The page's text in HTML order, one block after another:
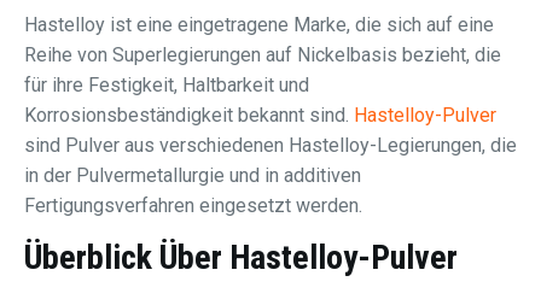
Hastelloy ist eine eingetragene Marke, die sich auf eine
Reihe von Superlegierungen auf Nickelbasis bezieht, die
für ihre Festigkeit, Haltbarkeit und
Korrosionsbeständigkeit bekannt sind. Hastelloy-Pulver
sind Pulver aus verschiedenen Hastelloy-Legierungen, die
in der Pulvermetallurgie und in additiven
Fertigungsverfahren eingesetzt werden.
Überblick Über Hastelloy-Pulver